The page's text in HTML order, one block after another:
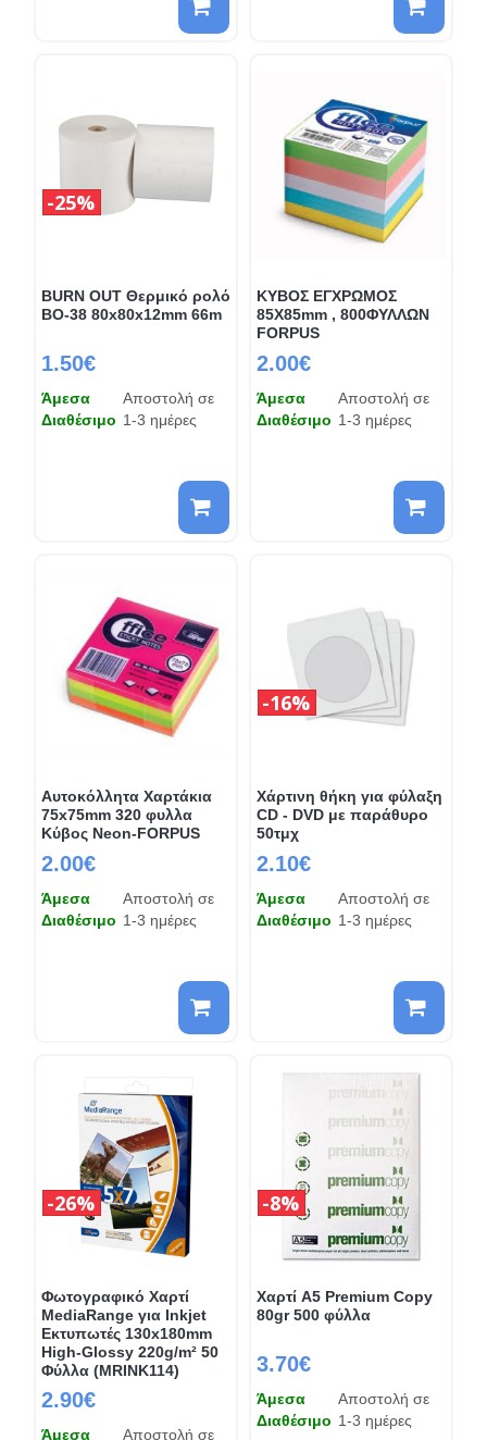
BURN OUT Θερμικό ρολό
BO-38 80x80x12mm 66m
1.50€
25%
Άμεσα
Διαθέσιμο
Αποστολή σε
1-3 ημέρες
KYBΟΣ ΕΓΧΡΩΜΟΣ
85Χ85mm , 800ΦΥΛΛΩΝ
FORPUS
2.00€
Άμεσα
Διαθέσιμο
Αποστολή σε
1-3 ημέρες
Αυτοκόλλητα Χαρτάκια
75x75mm 320 φυλλα
Κύβος Neon-FORPUS
2.00€
Άμεσα
Διαθέσιμο
Αποστολή σε
1-3 ημέρες
Χάρτινη θήκη για φύλαξη
CD - DVD με παράθυρο
50τμχ
2.10€
16%
Άμεσα
Διαθέσιμο
Αποστολή σε
1-3 ημέρες
Φωτογραφικό Χαρτί
MediaRange για Inkjet
Εκτυπωτές 130x180mm
High-Glossy 220g/m² 50
Φύλλα (MRINK114)
2.90€
26%
Άμεσα Αποστολή σε
Χαρτί A5 Premium Copy
80gr 500 φύλλα
3.70€
8%
Άμεσα
Διαθέσιμο
Αποστολή σε
1-3 ημέρες